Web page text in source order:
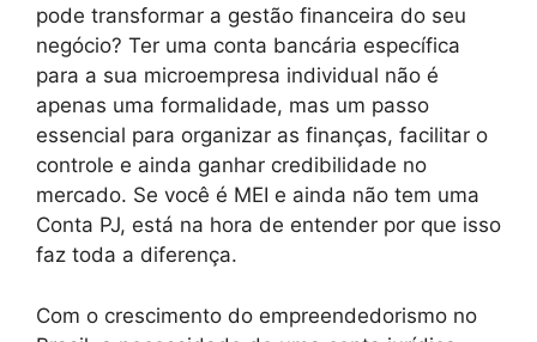
pode transformar a gestão financeira do seu
negócio? Ter uma conta bancária específica
para a sua microempresa individual não é
apenas uma formalidade, mas um passo
essencial para organizar as finanças, facilitar o
controle e ainda ganhar credibilidade no
mercado. Se você é MEI e ainda não tem uma
Conta PJ, está na hora de entender por que isso
faz toda a diferença.
Com o crescimento do empreendedorismo no